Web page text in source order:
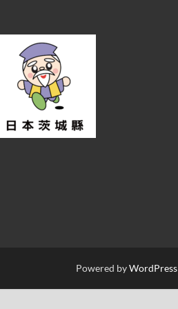
Powered byWordPress